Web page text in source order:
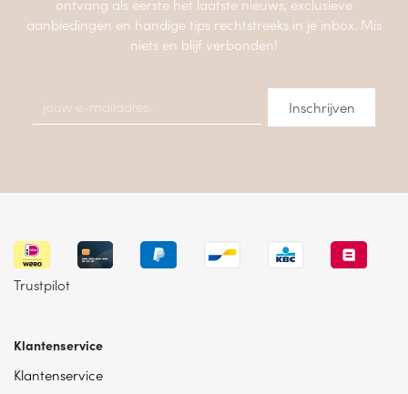
ontvang als eerste het laatste nieuws, exclusieve
aanbiedingen en handige tips rechtstreeks in je inbox. Mis
niets en blijf verbonden!
Trustpilot
Klantenservice
Klantenservice